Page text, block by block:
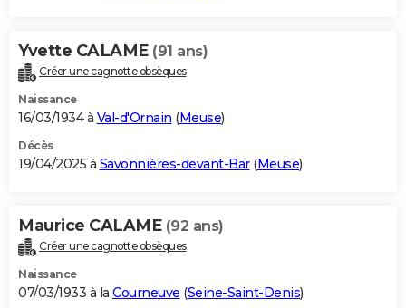
Yvette CALAME (91 ans)
Créer une cagnotte obsèques
Naissance
16/03/1934 à Val-d'Ornain (Meuse)
Décès
19/04/2025 à Savonnières-devant-Bar(Meuse)
Maurice CALAME (92 ans)
Créer une cagnotte obsèques
Naissance
07/03/1933 à la Courneuve (Seine-Saint-Denis)